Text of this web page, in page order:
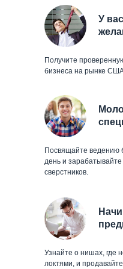
У
Получите
бизнеса на рынке США
Посвящайте ведению
день и
сверстников.
Узнайте о нишах, где
локтями, и